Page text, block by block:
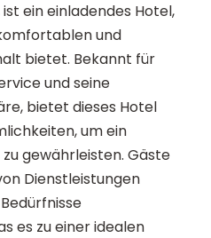
ist ein einladendes Hotel,
und
bietet. Bekannt für
und seine
bietet dieses Hotel
um ein
gewährleisten. Gäste
Dienstleistungen
es zu einer idealen